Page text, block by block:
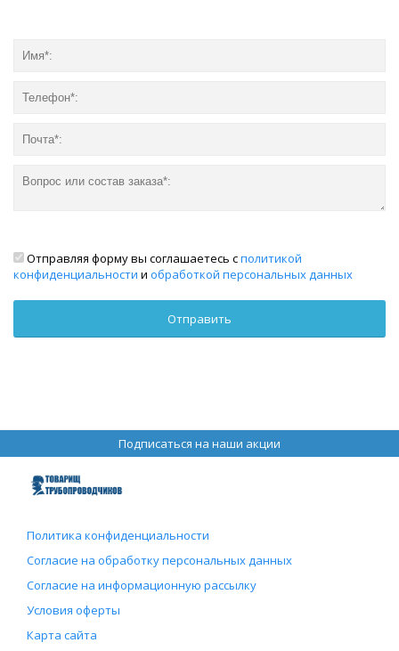
Отправляя форму вы соглашаетесь сполитикой
конфиденциальности и обработкой персональных данных
Подписаться на наши акции
Политика конфиденциальности
Согласие на обработку персональных данных
Согласие на информационную рассылку
Условия оферты
Карта сайта